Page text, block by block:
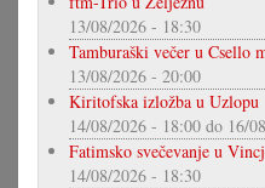
13/08/2026 - 18:30
Tamburaški večer u Csello
13/08/2026 - 20:00
Kiritofska izložba u Uzlopu
14/08/2026 - 18:00 do 16/
Fatimsko svečevanje u
14/08/2026 - 18:30